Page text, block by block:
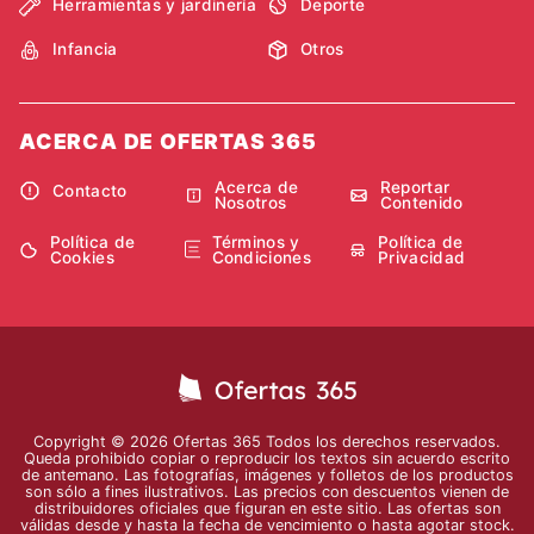
Herramientas y jardinería Deporte
Infancia Otros
ACERCA DE OFERTAS 365
Contacto
Acerca de
Nosotros
Reportar
Contenido
Política de
Cookies
Términos y
Condiciones
Política de
Privacidad
Copyright © 2026 Ofertas 365 Todos los derechos reservados.
Queda prohibido copiar o reproducir los textos sin acuerdo escrito
de antemano. Las fotografías, imágenes y folletos de los productos
son sólo a fines ilustrativos. Las precios con descuentos vienen de
distribuidores oficiales que figuran en este sitio. Las ofertas son
válidas desde y hasta la fecha de vencimiento o hasta agotar stock.